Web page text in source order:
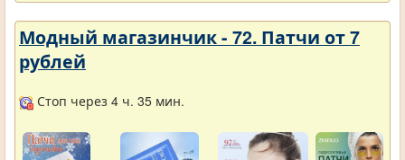
Модный магазинчик - 72. Патчи от 7
рублей
Стоп через 4 ч. 35 мин.